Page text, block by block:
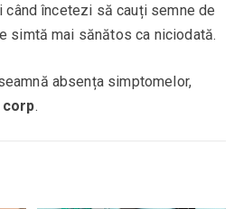
când încetezi să cauți semne de
simtă mai sănătos ca niciodată.
absența simptomelor,
corp.